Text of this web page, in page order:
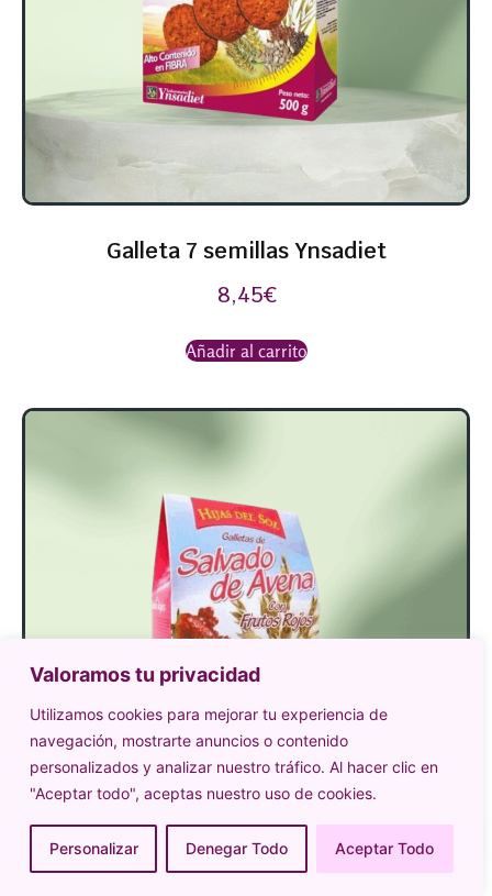
Valoramos tu privacidad
Utilizamos cookies para mejorar tu experiencia de
navegación, mostrarte anuncios o contenido
personalizados y analizar nuestro tráfico. Al hacer clic en
"Aceptar todo", aceptas nuestro uso de cookies.
Personalizar Denegar Todo Aceptar Todo
Galleta 7 semillas Ynsadiet
8,45€
Añadir al carrito